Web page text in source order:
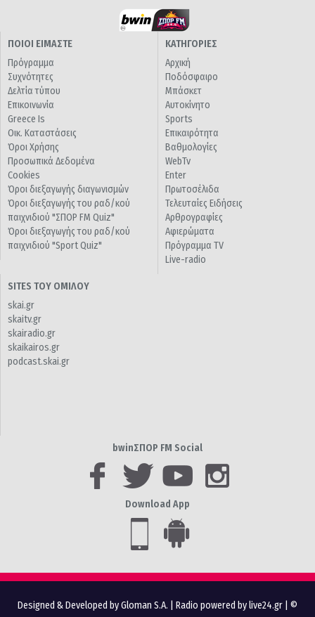
ΠΟΙΟΙ ΕΙΜΑΣΤΕ
Πρόγραμμα
Συχνότητες
Δελτία τύπου
Επικοινωνία
Greece Is
Οικ. Καταστάσεις
Όροι Χρήσης
Προσωπικά Δεδομένα
Cookies
Όροι διεξαγωγής διαγωνισμών
Όροι διεξαγωγής του ραδ/κού
παιχνιδιού "ΣΠΟΡ FM Quiz"
Όροι διεξαγωγής του ραδ/κού
παιχνιδιού "Sport Quiz"
ΚΑΤΗΓΟΡΙΕΣ
Αρχική
Ποδόσφαιρο
Μπάσκετ
Αυτοκίνητο
Sports
Επικαιρότητα
Βαθμολογίες
WebTv
Enter
Πρωτοσέλιδα
Τελευταίες Ειδήσεις
Αρθρογραφίες
Αφιερώματα
Πρόγραμμα TV
Live-radio
SITES ΤΟΥ ΟΜΙΛΟΥ
skai.gr
skaitv.gr
skairadio.gr
skaikairos.gr
podcast.skai.gr
bwinΣΠΟΡ FM Social
Download App
Designed & Developed by Gloman S.A. Radio powered by live24.gr | ©